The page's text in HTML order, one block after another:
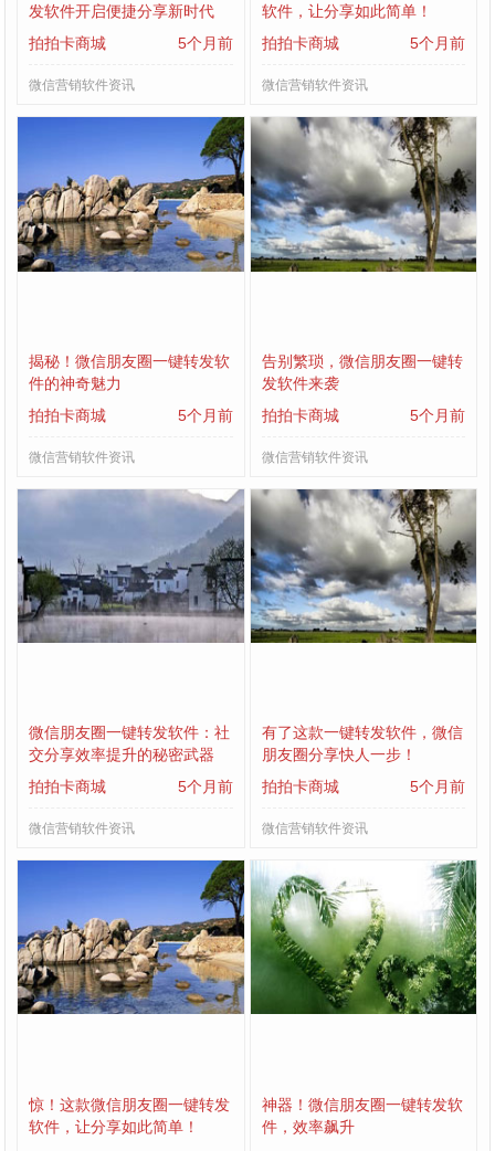
发软件开启便捷分享新时代
拍拍卡商城
5个月前
微信营销软件资讯
软件，让分享如此简单！
拍拍卡商城
5个月前
微信营销软件资讯
揭秘！微信朋友圈一键转发软
件的神奇魅力
拍拍卡商城
5个月前
微信营销软件资讯
告别繁琐，微信朋友圈一键转
发软件来袭
拍拍卡商城
5个月前
微信营销软件资讯
微信朋友圈一键转发软件：社
交分享效率提升的秘密武器
拍拍卡商城
5个月前
微信营销软件资讯
有了这款一键转发软件，微信
朋友圈分享快人一步！
拍拍卡商城
5个月前
微信营销软件资讯
惊！这款微信朋友圈一键转发
软件，让分享如此简单！
神器！微信朋友圈一键转发软
件，效率飙升